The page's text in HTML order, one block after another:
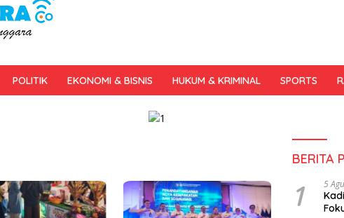
POLITIK EKONOMI & BISNIS HUKUM & KRIMINAL SPORTS
BERITA
1 5